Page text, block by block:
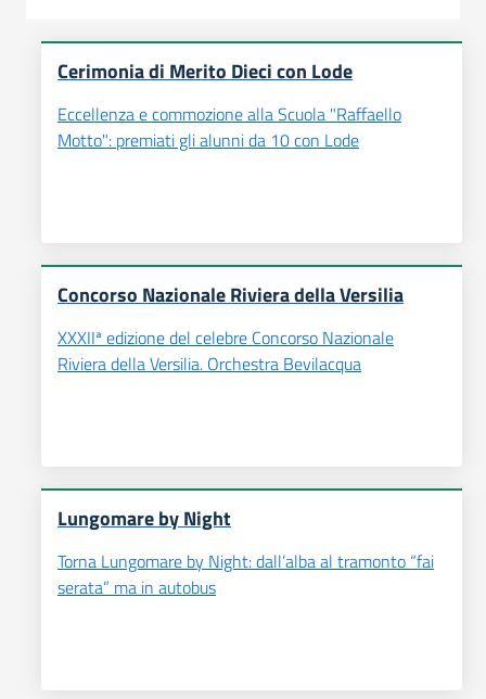
Cerimonia di Merito Dieci con Lode
Eccellenza e commozione alla Scuola "Raffaello
Motto": premiati gli alunni da 10 con Lode
Concorso Nazionale Riviera della Versilia
XXXIIª edizione del celebre Concorso Nazionale
Riviera della Versilia. Orchestra Bevilacqua
Lungomare by Night
Torna Lungomare by Night: dall’alba al tramonto “fai
serata” ma in autobus